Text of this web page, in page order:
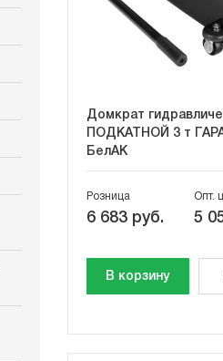
Домкрат
ПОДКАТНОЙ 3 т
БелАК
Розница
6 683 руб.
Опт.
5
В корзину